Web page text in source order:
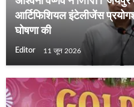
आर्टिफिशियल इंटेलीजेंस
घोषणा की
Editor 11 जून 2026